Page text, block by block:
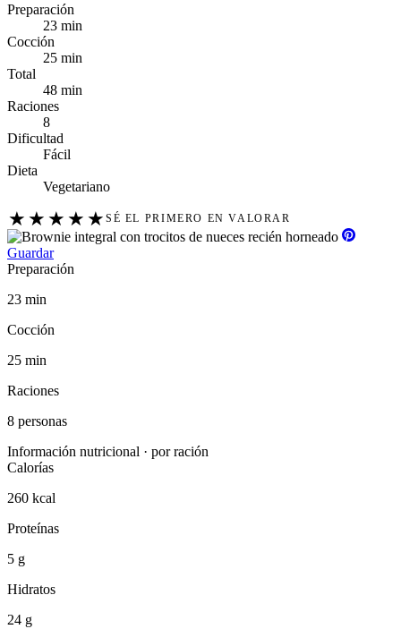
Preparación
23 min
Cocción
25 min
Total
48 min
Raciones
8
Dificultad
Fácil
Dieta
Vegetariano
★ ★ ★ ★ ★ SÉ EL PRIMERO EN VALORAR
Guardar
Preparación
23 min
Cocción
25 min
Raciones
8 personas
Información nutricional · por ración
Calorías
260 kcal
Proteínas
5 g
Hidratos
24 g